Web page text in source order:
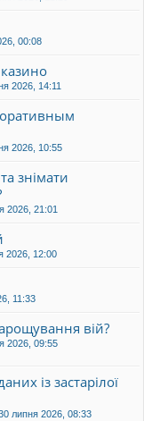
00:08
казино
2026, 14:11
2026, 10:55
знімати
2026, 21:01
2026, 12:00
11:33
вій?
2026, 09:55
із застарілої
липня 2026, 08:33